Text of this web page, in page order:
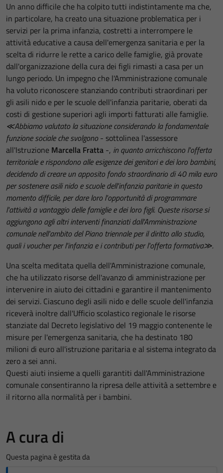
Un anno difficile che ha colpito tutti indistintamente ma che,
in particolare, ha creato una situazione problematica per i
servizi per la prima infanzia, costretti a interrompere le
attività educative a causa dell'emergenza sanitaria e per la
scelta di ridurre le rette a carico delle famiglie, già provate
dall'organizzazione della cura dei figli rimasti a casa per un
lungo periodo. Un impegno che l'Amministrazione comunale
ha voluto riconoscere stanziando contributi straordinari per
gli asili nido e per le scuole dell'infanzia paritarie, oberati da
costi di gestione superiori agli importi fatturati alle famiglie.
≪Abbiamo valutato la situazione considerando la fondamentale
funzione sociale che svolgono - sottolinea l'assessore
all'Istruzione Marcella Fratta -, in quanto arricchiscono l'offerta
territoriale e rispondono alle esigenze dei genitori e dei loro bambini,
decidendo di creare un apposito fondo straordinario di 40 mila euro
per sostenere asili nido e scuole dell'infanzia paritarie in questo
momento difficile, per dare loro l'opportunità di programmare
l'attività a vantaggio delle famiglie e dei loro figli. Queste risorse si
aggiungono agli altri interventi finanziati dall'Amministrazione
comunale nell'ambito del Piano triennale per il diritto allo studio,
quali i voucher per l'infanzia e i contributi per l'offerta formativa≫.
Una scelta meditata quella dell'Amministrazione comunale,
che ha utilizzato risorse dell'avanzo di amministrazione per
intervenire in aiuto dei cittadini e garantire il mantenimento
dei servizi. Ciascuno degli asili nido e delle scuole dell'infanzia
riceverà inoltre dall'Ufficio scolastico regionale le risorse
stanziate dal Decreto legislativo del 19 maggio contenente le
misure per l'emergenza sanitaria, che ha destinato 180
milioni di euro all'istruzione paritaria e al sistema integrato da
zero a sei anni.
Questi aiuti insieme a quelli garantiti dall'Amministrazione
comunale consentiranno la ripresa delle attività a settembre e
il ritorno alla normalità per i bambini.
A cura di
Questa pagina è gestita da